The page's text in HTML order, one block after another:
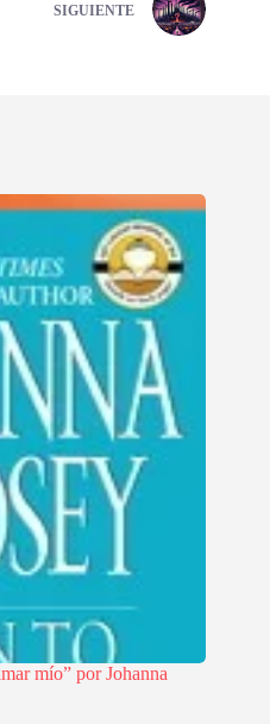
SIGUIENTE
mío” por Johanna